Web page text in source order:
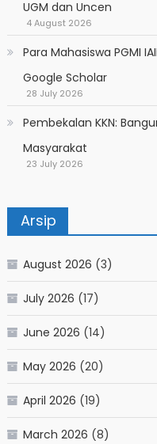
UGM dan Uncen
4 August 2026
Para Mahasiswa PGMI
Google Scholar
28 July 2026
Pembekalan KKN:
Masyarakat
23 July 2026
Arsip
August 2026 (3)
July 2026 (17)
June 2026 (14)
May 2026 (20)
April 2026 (19)
March 2026 (8)